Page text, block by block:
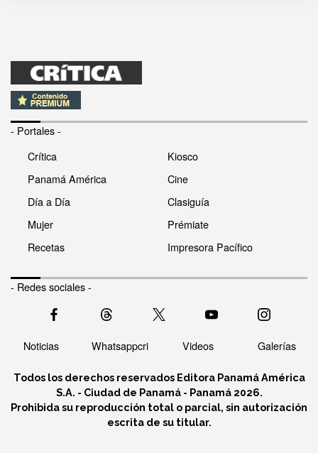
- Portales -
Crítica
Panamá América
Día a Día
Mujer
Recetas
Kiosco
Cine
Clasiguía
Prémiate
Impresora Pacífico
- Redes sociales -
Noticias Whatsappcri Videos Galerías
Todos los derechos reservados Editora Panamá América
S.A. - Ciudad de Panamá - Panamá 2026.
Prohibida su reproducción total o parcial, sin autorización
escrita de su titular.